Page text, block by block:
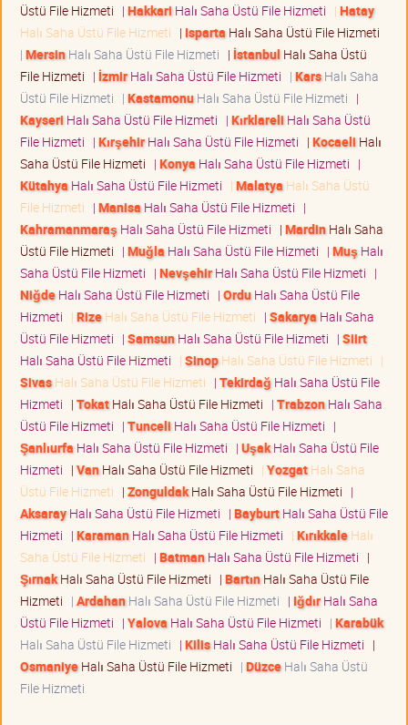
Üstü File Hizmeti | Hakkari Halı Saha Üstü File Hizmeti | Hatay
Halı Saha Üstü File Hizmeti | Isparta Halı Saha Üstü File Hizmeti
| MersinHalı Saha Üstü File Hizmeti | İstanbul Halı Saha Üstü
File Hizmeti | İzmirHalı Saha Üstü File Hizmeti | KarsHalı Saha
Üstü File Hizmeti | KastamonuHalı Saha Üstü File Hizmeti |
Kayseri Halı Saha Üstü File Hizmeti | Kırklareli Halı Saha Üstü
File Hizmeti | KırşehirHalı Saha Üstü File Hizmeti | Kocaeli Halı
Saha Üstü File Hizmeti | Konya Halı Saha Üstü File Hizmeti |
Kütahya Halı Saha Üstü File Hizmeti | Malatya Halı Saha Üstü
File Hizmeti | Manisa Halı Saha Üstü File Hizmeti |
Kahramanmaraş Halı Saha Üstü File Hizmeti | MardinHalı Saha
Üstü File Hizmeti | Muğla Halı Saha Üstü File Hizmeti | Muş Halı
Saha Üstü File Hizmeti | NevşehirHalı Saha Üstü File Hizmeti |
NiğdeHalı Saha Üstü File Hizmeti | OrduHalı Saha Üstü File
Hizmeti | RizeHalı Saha Üstü File Hizmeti | Sakarya Halı Saha
Üstü File Hizmeti | SamsunHalı Saha Üstü File Hizmeti | Siirt
Halı Saha Üstü File Hizmeti | SinopHalı Saha Üstü File Hizmeti |
SivasHalı Saha Üstü File Hizmeti | Tekirdağ Halı Saha Üstü File
Hizmeti | TokatHalı Saha Üstü File Hizmeti | TrabzonHalı Saha
Üstü File Hizmeti | Tunceli Halı Saha Üstü File Hizmeti |
Şanlıurfa Halı Saha Üstü File Hizmeti | UşakHalı Saha Üstü File
Hizmeti | VanHalı Saha Üstü File Hizmeti | YozgatHalı Saha
Üstü File Hizmeti | ZonguldakHalı Saha Üstü File Hizmeti |
AksarayHalı Saha Üstü File Hizmeti | BayburtHalı Saha Üstü File
Hizmeti | KaramanHalı Saha Üstü File Hizmeti | KırıkkaleHalı
Saha Üstü File Hizmeti | BatmanHalı Saha Üstü File Hizmeti |
ŞırnakHalı Saha Üstü File Hizmeti | BartınHalı Saha Üstü File
Hizmeti | ArdahanHalı Saha Üstü File Hizmeti | IğdırHalı Saha
Üstü File Hizmeti | Yalova Halı Saha Üstü File Hizmeti | Karabük
Halı Saha Üstü File Hizmeti | KilisHalı Saha Üstü File Hizmeti |
OsmaniyeHalı Saha Üstü File Hizmeti | DüzceHalı Saha Üstü
File Hizmeti